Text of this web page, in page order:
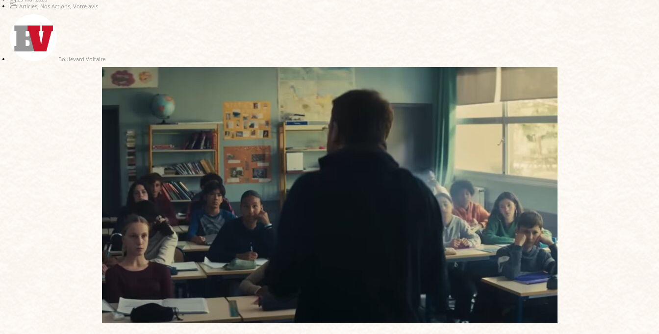
Articles, Nos Actions, Votre avis
Boulevard Voltaire